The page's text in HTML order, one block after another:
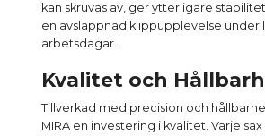
kan skruvas av, ger ytterligare
en avslappnad klippupplevelse under
arbetsdagar.
Kvalitet och
Tillverkad med precision och
MIRA en investering i kvalitet. Varje